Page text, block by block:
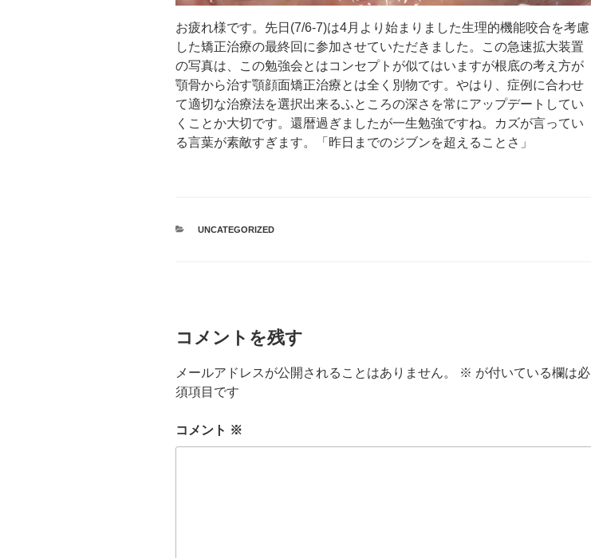
お疲れ様です。先日(7/6-7)は4月より始まりました生理的機能咬合を考慮
した矯正治療の最終回に参加させていただきました。この急速拡大装置
の写真は、この勉強会とはコンセプトが似てはいますが根底の考え方が
顎骨から治す顎顔面矯正治療とは全く別物です。やはり、症例に合わせ
て適切な治療法を選択出来るふところの深さを常にアップデートしてい
くことか大切です。還暦過ぎましたが一生勉強ですね。カズが言ってい
る言葉が素敵すぎます。「昨日までのジブンを超えることさ」
カ
UNCATEGORIZED
コメントを残す
メールアドレスが公開されることはありません。 ※ が付いている欄は必
須項目です
コメント ※